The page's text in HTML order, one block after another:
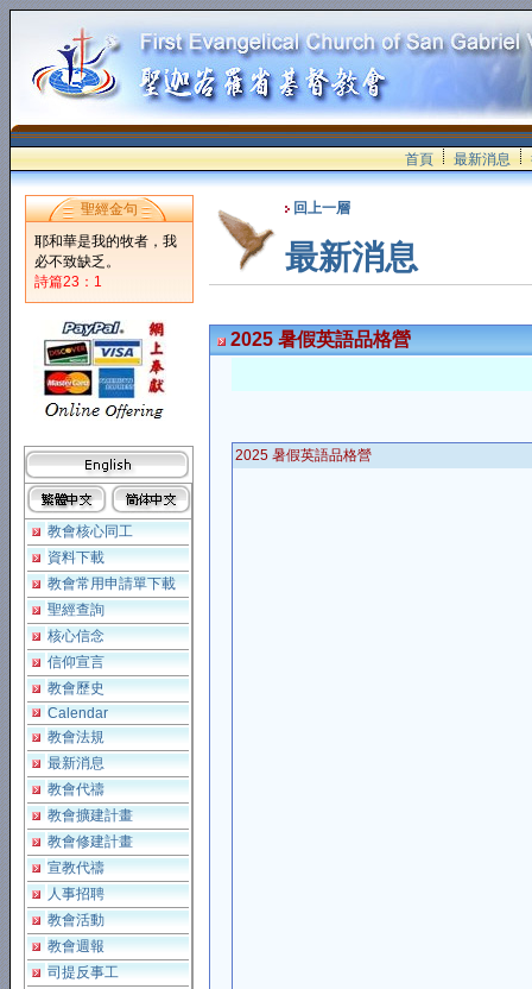
首頁 最新消息
聖經金句
耶和華是我的牧者，我
必不致缺乏。
詩篇23：1
教會核心同工
資料下載
教會常用申請單下載
聖經查詢
核心信念
信仰宣言
教會歷史
Calendar
教會法規
最新消息
教會代禱
教會擴建計畫
教會修建計畫
宣教代禱
人事招聘
教會活動
教會週報
司提反事工
回上一層
最新消息
2025 暑假英語品格營
2025 暑假英語品格營